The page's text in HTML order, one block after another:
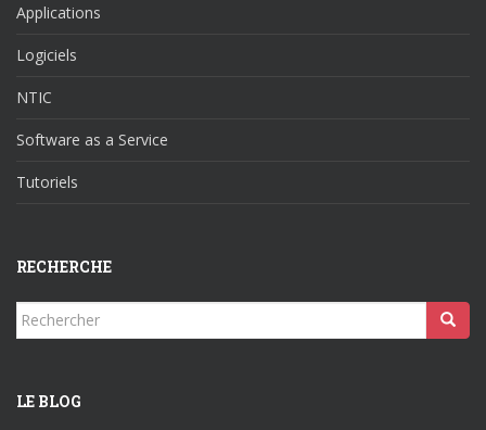
Applications
Logiciels
NTIC
Software as a Service
Tutoriels
RECHERCHE
Rechercher...
LE BLOG